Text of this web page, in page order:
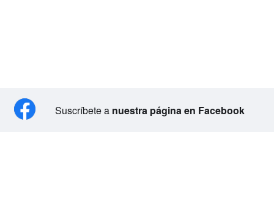
Suscríbete a nuestra página en Facebook